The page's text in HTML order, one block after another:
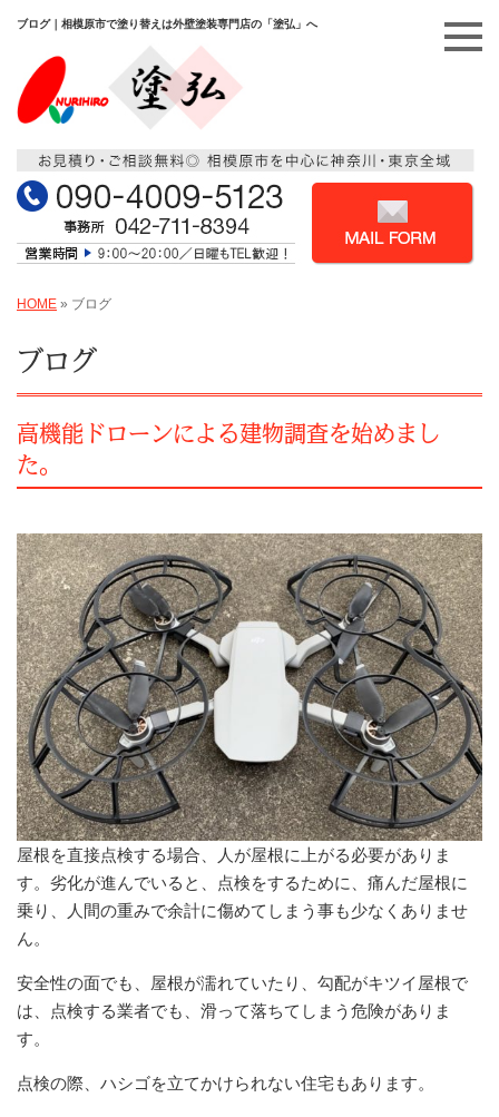
ブログ｜相模原市で塗り替えは外壁塗装専門店の「塗弘」へ
HOME » ブログ
ブログ
高機能ドローンによる建物調査を始めまし
た。
屋根を直接点検する場合、人が屋根に上がる必要がありま
す。劣化が進んでいると、点検をするために、痛んだ屋根に
乗り、人間の重みで余計に傷めてしまう事も少なくありませ
ん。
安全性の面でも、屋根が濡れていたり、勾配がキツイ屋根で
は、点検する業者でも、滑って落ちてしまう危険がありま
す。
点検の際、ハシゴを立てかけられない住宅もあります。